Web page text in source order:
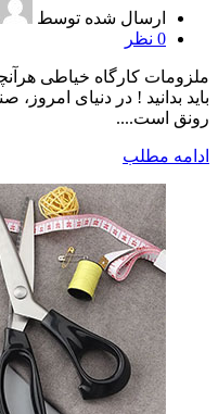
ارسال شده توسط
0 نظر
ملزومات کارگاه خیاطی
باید بدانید ! در دنیای
رونق است....
ادامه مطلب